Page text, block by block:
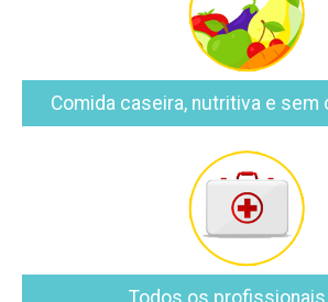
Comida caseira, nutritiva e sem